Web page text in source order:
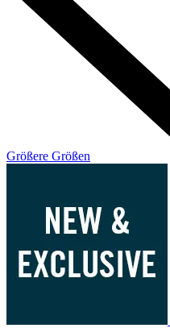
Größere Größen